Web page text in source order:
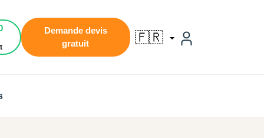
Demande devis
gratuit
🇫🇷